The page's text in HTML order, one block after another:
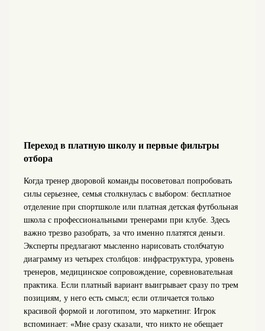
Переход в платную школу и первые фильтры
отбора
Когда тренер дворовой команды посоветовал попробовать
силы серьезнее, семья столкнулась с выбором: бесплатное
отделение при спортшколе или платная детская футбольная
школа с профессиональными тренерами при клубе. Здесь
важно трезво разобрать, за что именно платятся деньги.
Эксперты предлагают мысленно нарисовать столбчатую
диаграмму из четырех столбцов: инфраструктура, уровень
тренеров, медицинское сопровождение, соревновательная
практика. Если платный вариант выигрывает сразу по трем
позициям, у него есть смысл; если отличается только
красивой формой и логотипом, это маркетинг. Игрок
вспоминает: «Мне сразу сказали, что никто не обещает